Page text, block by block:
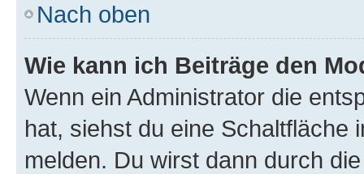
Nach oben
Wie kann ich Beiträge den
Wenn ein Administrator die
hat, siehst du eine Schaltfläche
melden. Du wirst dann durch